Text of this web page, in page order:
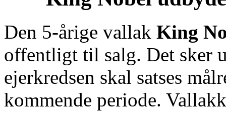
Den 5‑årige vallak King
offentligt til salg. Det sker
ejerkredsen skal satses
kommende periode.